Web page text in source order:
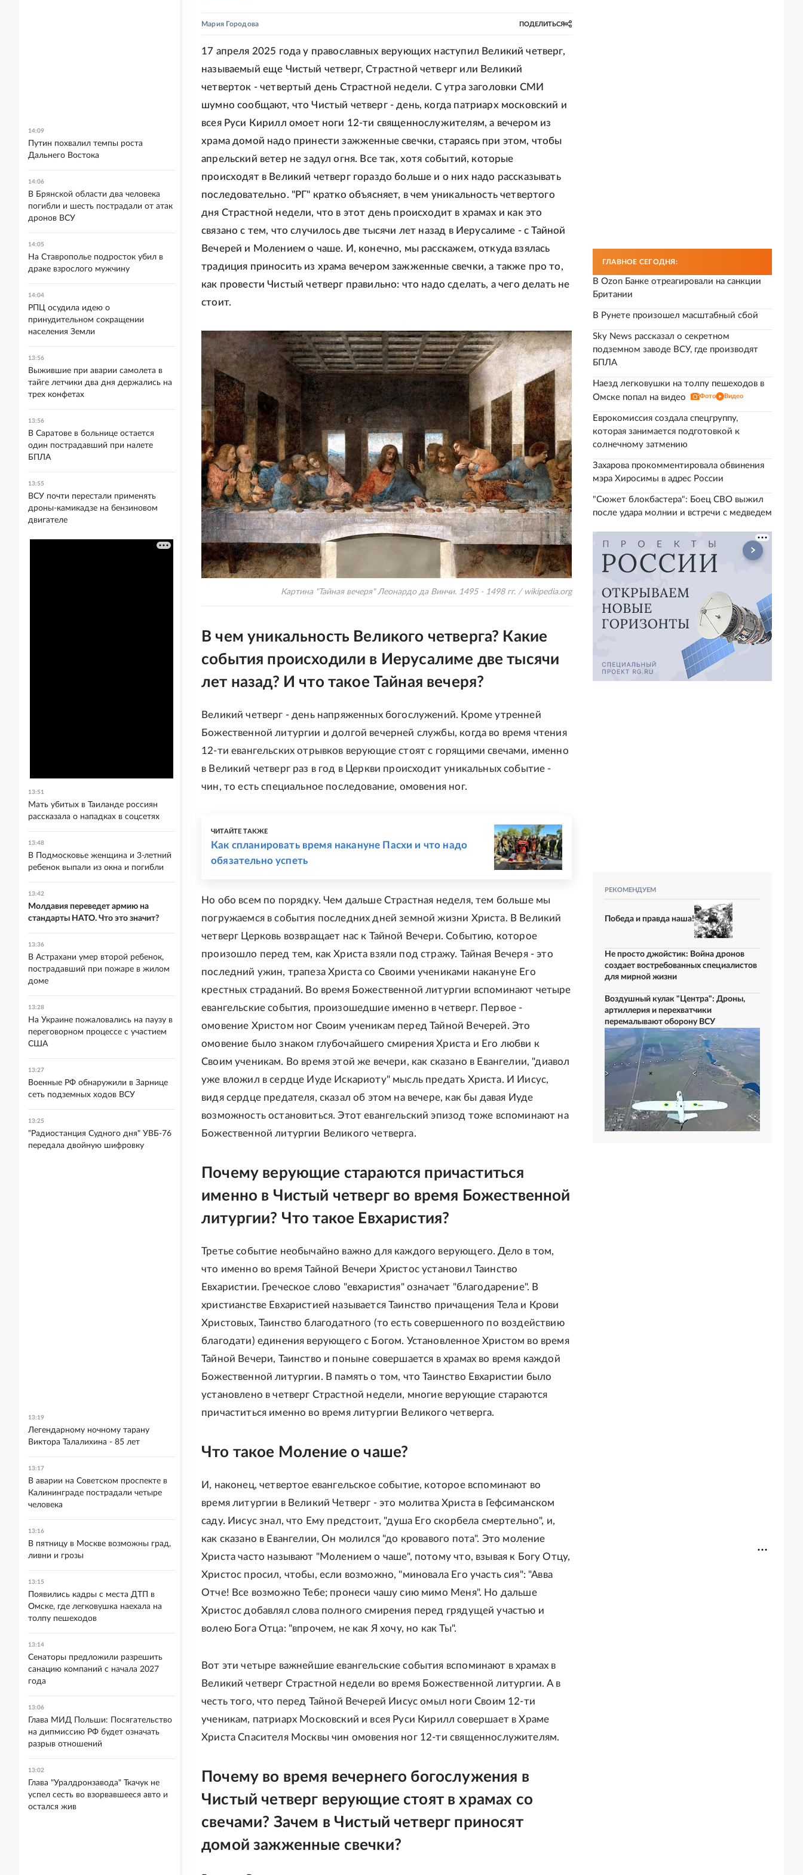
Мария Городова ПОДЕЛИТЬСЯ
17 апреля 2025 года у православных верующих наступил Великий четверг,
называемый еще Чистый четверг, Страстной четверг или Великий
четверток - четвертый день Страстной недели. С утра заголовки СМИ
шумно сообщают, что Чистый четверг - день, когда патриарх московский и
всея Руси Кирилл омоет ноги 12-ти священнослужителям, а вечером из
храма домой надо принести зажженные свечки, стараясь при этом, чтобы
апрельский ветер не задул огня. Все так, хотя событий, которые
происходят в Великий четверг гораздо больше и о них надо рассказывать
последовательно. "РГ" кратко объясняет, в чем уникальность четвертого
дня Страстной недели, что в этот день происходит в храмах и как это
связано с тем, что случилось две тысячи лет назад в Иерусалиме - с Тайной
Вечерей и Молением о чаше. И, конечно, мы расскажем, откуда взялась
традиция приносить из храма вечером зажженные свечки, а также про то,
как провести Чистый четверг правильно: что надо сделать, а чего делать не
стоит.
Картина "Тайная вечеря" Леонардо да Винчи. 1495 - 1498 гг. / wikipedia.org
В чем уникальность Великого четверга? Какие
события происходили в Иерусалиме две тысячи
лет назад? И что такое Тайная вечеря?
Великий четверг - день напряженных богослужений. Кроме утренней
Божественной литургии и долгой вечерней службы, когда во время чтения
12-ти евангельских отрывков верующие стоят с горящими свечами, именно
в Великий четверг раз в год в Церкви происходит уникальных событие -
чин, то есть специальное последование, омовения ног.
ЧИТАЙТЕ ТАКЖЕ
Как спланировать время накануне Пасхи и что надо
обязательно успеть
Но обо всем по порядку. Чем дальше Страстная неделя, тем больше мы
погружаемся в события последних дней земной жизни Христа. В Великий
четверг Церковь возвращает нас к Тайной Вечери. Событию, которое
произошло перед тем, как Христа взяли под стражу. Тайная Вечеря - это
последний ужин, трапеза Христа со Своими учениками накануне Его
крестных страданий. Во время Божественной литургии вспоминают четыре
евангельские события, произошедшие именно в четверг. Первое -
омовение Христом ног Своим ученикам перед Тайной Вечерей. Это
омовение было знаком глубочайшего смирения Христа и Его любви к
Своим ученикам. Во время этой же вечери, как сказано в Евангелии, "диавол
уже вложил в сердце Иуде Искариоту" мысль предать Христа. И Иисус,
видя сердце предателя, сказал об этом на вечере, как бы давая Иуде
возможность остановиться. Этот евангельский эпизод тоже вспоминают на
Божественной литургии Великого четверга.
Почему верующие стараются причаститься
именно в Чистый четверг во время Божественной
литургии? Что такое Евхаристия?
Третье событие необычайно важно для каждого верующего. Дело в том,
что именно во время Тайной Вечери Христос установил Таинство
Евхаристии. Греческое слово "евхаристия" означает "благодарение". В
христианстве Евхаристией называется Таинство причащения Тела и Крови
Христовых, Таинство благодатного (то есть совершенного по воздействию
благодати) единения верующего с Богом. Установленное Христом во время
Тайной Вечери, Таинство и поныне совершается в храмах во время каждой
Божественной литургии. В память о том, что Таинство Евхаристии было
установлено в четверг Страстной недели, многие верующие стараются
причаститься именно во время литургии Великого четверга.
Что такое Моление о чаше?
И, наконец, четвертое евангельское событие, которое вспоминают во
время литургии в Великий Четверг - это молитва Христа в Гефсиманском
саду. Иисус знал, что Ему предстоит, "душа Его скорбела смертельно", и,
как сказано в Евангелии, Он молился "до кровавого пота". Это моление
Христа часто называют "Молением о чаше", потому что, взывая к Богу Отцу,
Христос просил, чтобы, если возможно, "миновала Его участь сия": "Авва
Отче! Все возможно Тебе; пронеси чашу сию мимо Меня". Но дальше
Христос добавлял слова полного смирения перед грядущей участью и
волею Бога Отца: "впрочем, не как Я хочу, но как Ты".
Вот эти четыре важнейшие евангельские события вспоминают в храмах в
Великий четверг Страстной недели во время Божественной литургии. А в
честь того, что перед Тайной Вечерей Иисус омыл ноги Своим 12-ти
ученикам, патриарх Московский и всея Руси Кирилл совершает в Храме
Христа Спасителя Москвы чин омовения ног 12-ти священнослужителям.
Почему во время вечернего богослужения в
Чистый четверг верующие стоят в храмах со
свечами? Зачем в Чистый четверг приносят
домой зажженные свечки?
ГЛАВНОЕ СЕГОДНЯ:
В Ozon Банке отреагировали на санкции
Британии
В Рунете произошел масштабный сбой
Sky News рассказал о секретном
подземном заводе ВСУ, где производят
БПЛА
Наезд легковушки на толпу пешеходов в
Омске попал на видео
Фото Видео
Еврокомиссия создала спецгруппу,
которая занимается подготовкой к
солнечному затмению
Захарова прокомментировала обвинения
мэра Хиросимы в адрес России
"Сюжет блокбастера": Боец СВО выжил
после удара молнии и встречи с медведем
РЕКОМЕНДУЕМ
Победа и правда наша!
Не просто джойстик: Война дронов
создает востребованных специалистов
для мирной жизни
Воздушный кулак "Центра": Дроны,
артиллерия и перехватчики
перемалывают оборону ВСУ
14:09
Путин похвалил темпы роста
Дальнего Востока
14:06
В Брянской области два человека
погибли и шесть пострадали от атак
дронов ВСУ
14:05
На Ставрополье подросток убил в
драке взрослого мужчину
14:04
РПЦ осудила идею о
принудительном сокращении
населения Земли
13:56
Выжившие при аварии самолета в
тайге летчики два дня держались на
трех конфетах
13:56
В Саратове в больнице остается
один пострадавший при налете
БПЛА
13:55
ВСУ почти перестали применять
дроны-камикадзе на бензиновом
двигателе
13:51
Мать убитых в Таиланде россиян
рассказала о нападках в соцсетях
13:48
В Подмосковье женщина и 3-летний
ребенок выпали из окна и погибли
13:42
Молдавия переведет армию на
стандарты НАТО. Что это значит?
13:36
В Астрахани умер второй ребенок,
пострадавший при пожаре в жилом
доме
13:28
На Украине пожаловались на паузу в
переговорном процессе с участием
США
13:27
Военные РФ обнаружили в Зарнице
сеть подземных ходов ВСУ
13:25
"Радиостанция Судного дня" УВБ-76
передала двойную шифровку
13:19
Легендарному ночному тарану
Виктора Талалихина - 85 лет
13:17
В аварии на Советском проспекте в
Калининграде пострадали четыре
человека
13:16
В пятницу в Москве возможны град,
ливни и грозы
13:15
Появились кадры с места ДТП в
Омске, где легковушка наехала на
толпу пешеходов
13:14
Сенаторы предложили разрешить
санацию компаний с начала 2027
года
13:06
Глава МИД Польши: Посягательство
на дипмиссию РФ будет означать
разрыв отношений
13:02
Глава "Уралдронзавода" Ткачук не
успел сесть во взорвавшееся авто и
остался жив